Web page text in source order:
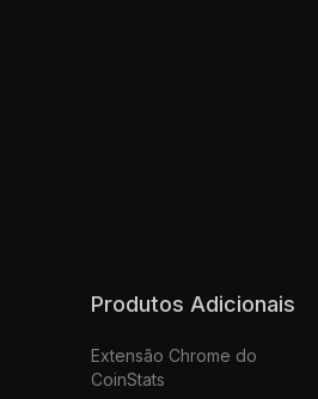
Produtos Adicionais
Extensão Chrome do
CoinStats